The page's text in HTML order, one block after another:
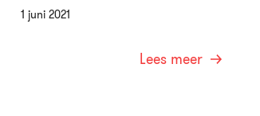
1 juni 2021
Lees meer